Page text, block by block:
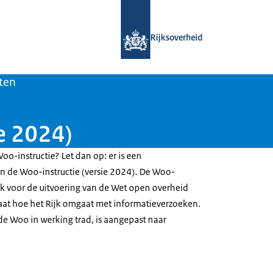
Rijksoverheid
2024)
instructie? Let dan op: er is een
de Woo-instructie (versie 2024). De Woo-
voor de uitvoering van de Wet open overheid
hoe het Rijk omgaat met informatieverzoeken.
Woo in werking trad, is aangepast naar